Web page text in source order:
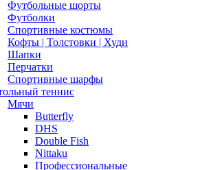
Футбольные шорты
Футболки
Спортивные костюмы
Кофты | Толстовки | Худи
Шапки
Перчатки
Спортивные шарфы
теннис
Мячи
Butterfly
DHS
Double Fish
Nittaku
Профессиональные